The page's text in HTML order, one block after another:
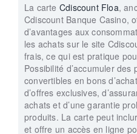
La carte Cdiscount Floa,
Cdiscount Banque Casino,
d’avantages aux
les achats sur le site
frais, ce qui est pratique
Possibilité d’accumuler des
convertibles en bons
d’offres exclusives,
achats et d’une garantie
produits. La carte peut
et offre un accès en ligne